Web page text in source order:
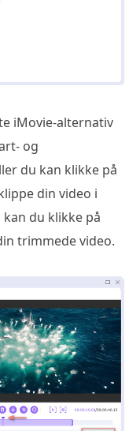
iMovie-alternativ
og
du kan klikke på
din video i
du klikke på
trimmede video.